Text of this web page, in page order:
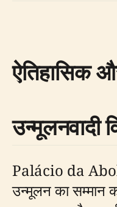
ऐतिहासिक
उन्मूलनवादी
Palácio da
उन्मूलन का सम्मान